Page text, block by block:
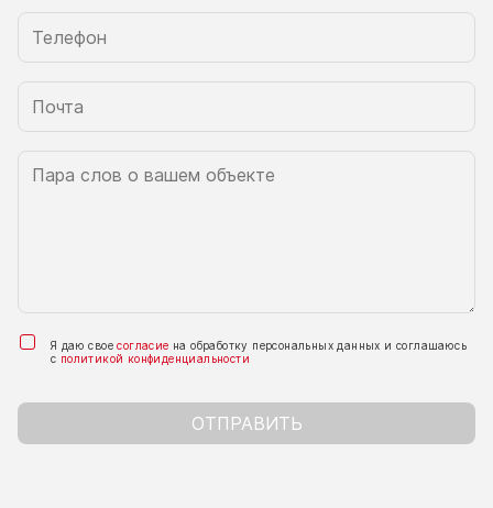
Я даю своесогласие на обработку персональных данных и соглашаюсь
с политикой конфиденциальности
ОТПРАВИТЬ